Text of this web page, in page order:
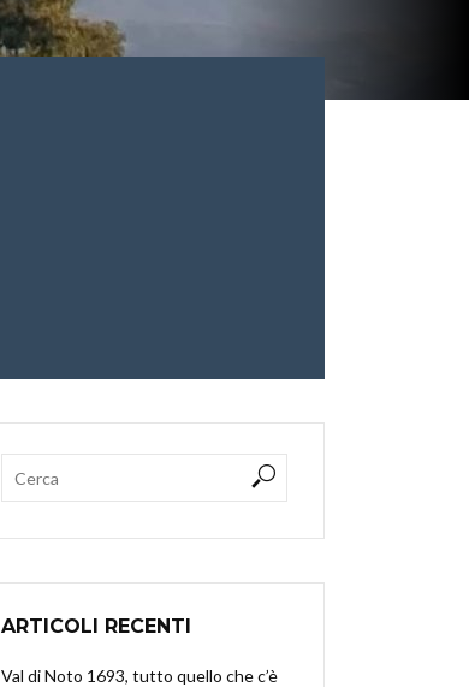
ARTICOLI RECENTI
Val di Noto 1693, tutto quello che c’è